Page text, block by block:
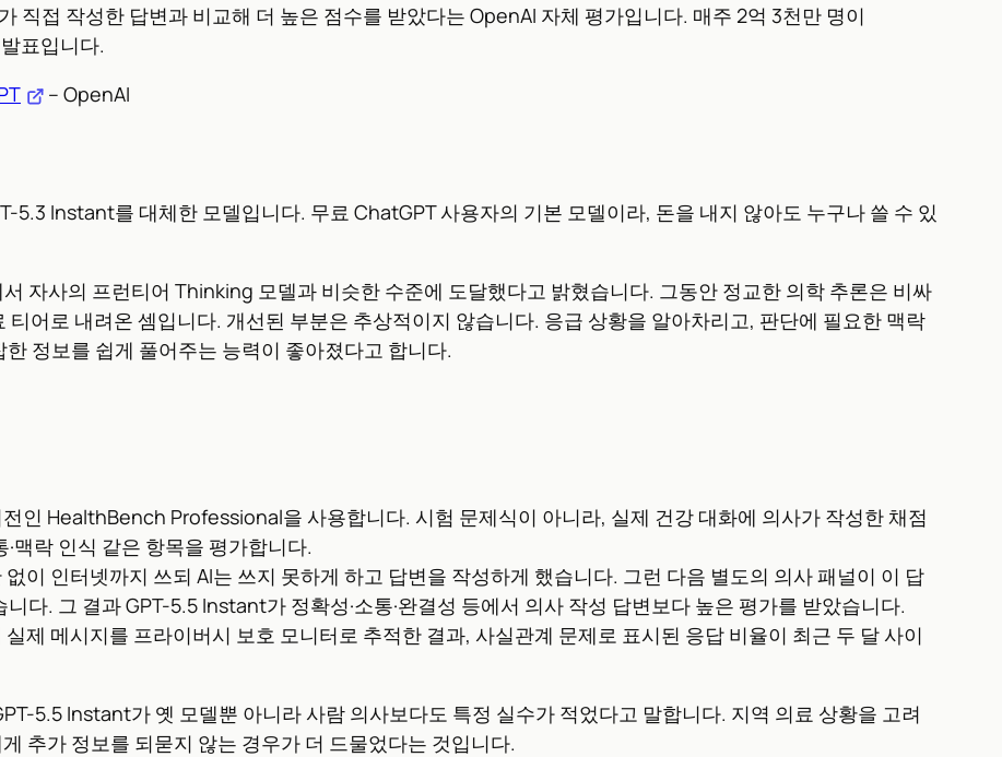
직접 작성한 답변과 비교해 더 높은 점수를 받았다는 OpenAI 자체 평가입니다. 매주 2억 3천만 명이
표입니다.
– OpenAI
5.3 Instant를 대체한 모델입니다. 무료 ChatGPT 사용자의 기본 모델이라, 돈을 내지 않아도 누구나 쓸 수 있
자사의 프런티어 Thinking 모델과 비슷한 수준에 도달했다고 밝혔습니다. 그동안 정교한 의학 추론은 비싸
어로 내려온 셈입니다. 개선된 부분은 추상적이지 않습니다. 응급 상황을 알아차리고, 판단에 필요한 맥락
정보를 쉽게 풀어주는 능력이 좋아졌다고 합니다.
인 HealthBench Professional을 사용합니다. 시험 문제식이 아니라, 실제 건강 대화에 의사가 작성한 채점
맥락 인식 같은 항목을 평가합니다.
이 인터넷까지 쓰되 AI는 쓰지 못하게 하고 답변을 작성하게 했습니다. 그런 다음 별도의 의사 패널이 이 답
다. 그 결과 GPT-5.5 Instant가 정확성·소통·완결성 등에서 의사 작성 답변보다 높은 평가를 받았습니다.
제 메시지를 프라이버시 보호 모니터로 추적한 결과, 사실관계 문제로 표시된 응답 비율이 최근 두 달 사이
5.5 Instant가 옛 모델뿐 아니라 사람 의사보다도 특정 실수가 적었다고 말합니다. 지역 의료 상황을 고려
추가 정보를 되묻지 않는 경우가 더 드물었다는 것입니다.